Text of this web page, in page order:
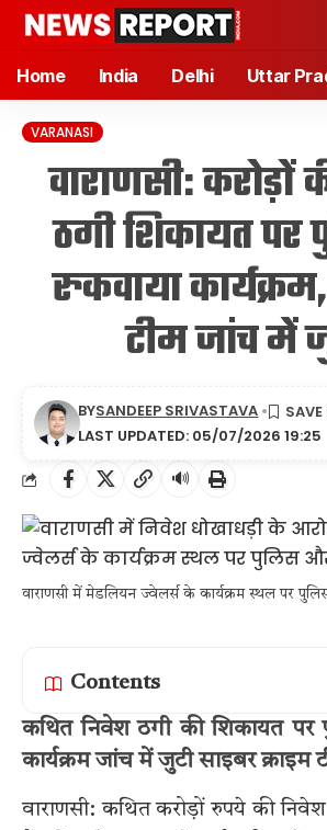
Home India Delhi Uttar
VARANASI
वाराणसी: करोड़ों
ठगी शिकायत पर
रुकवाया
टीम जांच में
LAST UPDATED: 05/07/2026 19:25
BYSANDEEP SRIVASTAVA
🔊
वाराणसी में मेडलियन ज्वेलर्स के कार्यक्रम स्थल पर
Contents
कथित निवेश ठगी की शिकायत पर
कार्यक्रम जांच में जुटी साइबर क्राइम
वाराणसी: कथित करोड़ों रुपये की